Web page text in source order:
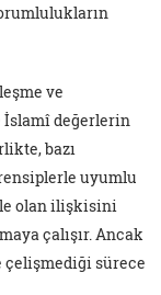
ve
değerlerin
bazı
uyumlu
olan ilişkisini
çalışır. Ancak
çelişmediği sürece